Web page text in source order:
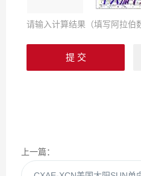
请输入计算结果（填写阿拉伯
上一篇：